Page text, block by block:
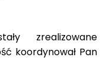
zrealizowane
koordynował Pan